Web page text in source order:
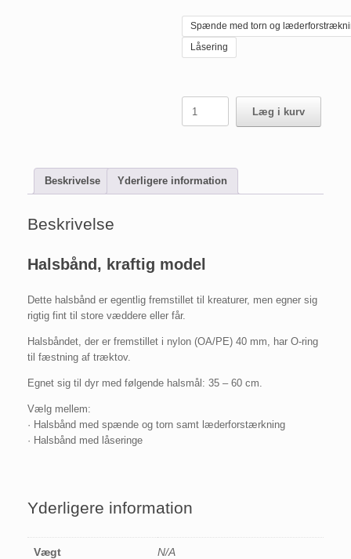
Spænde med torn og
Låsering
kraftig
Læg i kurv
Beskrivelse Yderligere information
Beskrivelse
Halsbånd, kraftig model
Dette halsbånd er egentlig fremstillet til kreaturer, men egner sig
rigtig fint til store væddere eller får.
Halsbåndet, der er fremstillet i nylon (OA/PE) 40 mm, har O-ring
til fæstning af træktov.
Egnet sig til dyr med følgende halsmål: 35 – 60 cm.
Vælg mellem:
· Halsbånd med spænde og torn samt læderforstærkning
· Halsbånd med låseringe
Yderligere information
Vægt N/A